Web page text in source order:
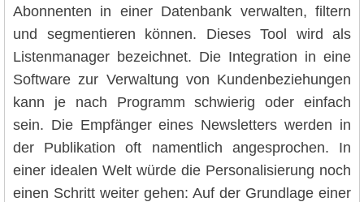
Abonnenten in einer Datenbank verwalten, filtern
und segmentieren können. Dieses Tool wird als
Listenmanager bezeichnet. Die Integration in eine
Software zur Verwaltung von Kundenbeziehungen
kann je nach Programm schwierig oder einfach
sein. Die Empfänger eines Newsletters werden in
der Publikation oft namentlich angesprochen. In
einer idealen Welt würde die Personalisierung noch
einen Schritt weiter gehen: Auf der Grundlage einer